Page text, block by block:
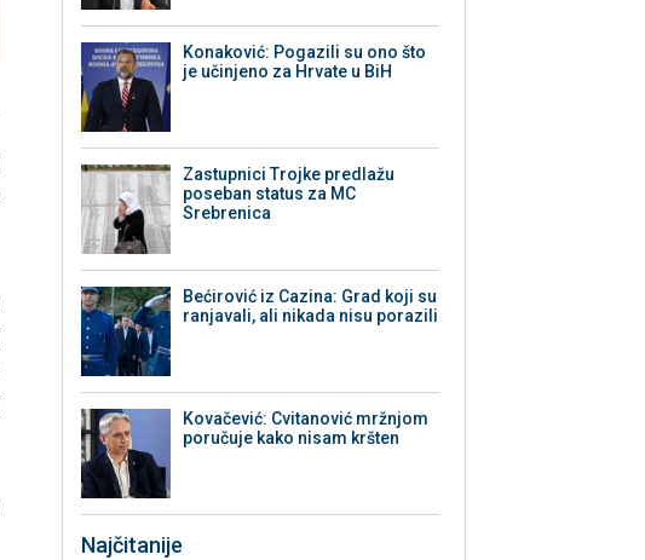
Konaković: Pogazili su ono što
je učinjeno za Hrvate u BiH
Zastupnici Trojke predlažu
poseban status za MC
Srebrenica
Bećirović iz Cazina: Grad koji su
ranjavali, ali nikada nisu porazili
Kovačević: Cvitanović mržnjom
poručuje kako nisam kršten
Najčitanije